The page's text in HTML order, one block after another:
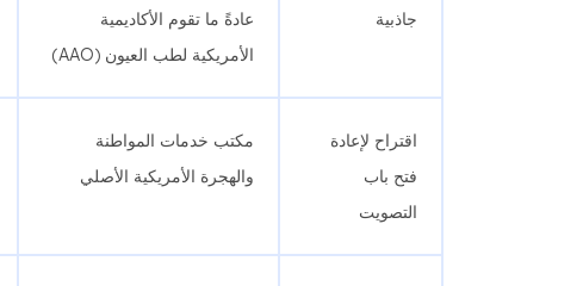
جاذبية
عادةً ما تقوم الأكاديمية
الأمريكية لطب العيون (AAO)
اقتراح لإعادة
فتح باب
التصويت
مكتب خدمات المواطنة
والهجرة الأمريكية الأصلي